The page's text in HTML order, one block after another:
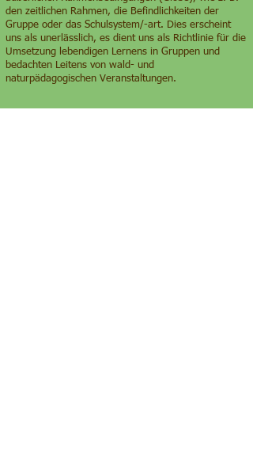
den zeitlichen Rahmen, die Befindlichkeiten der
Gruppe oder das Schulsystem/-art. Dies erscheint
uns als unerlässlich, es dient uns als Richtlinie für die
Umsetzung lebendigen Lernens in Gruppen und
bedachten Leitens von wald- und
naturpädagogischen Veranstaltungen.